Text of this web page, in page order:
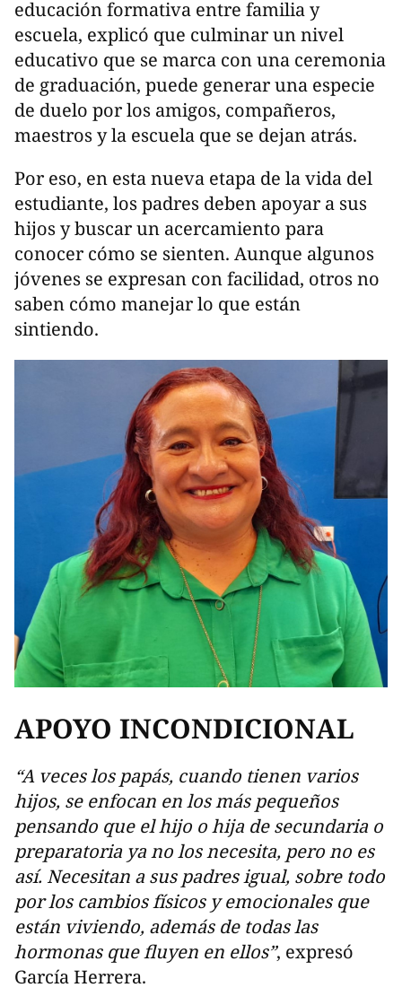
educación formativa entre familia y
escuela, explicó que culminar un nivel
educativo que se marca con una ceremonia
de graduación, puede generar una especie
de duelo por los amigos, compañeros,
maestros y la escuela que se dejan atrás.
Por eso, en esta nueva etapa de la vida del
estudiante, los padres deben apoyar a sus
hijos y buscar un acercamiento para
conocer cómo se sienten. Aunque algunos
jóvenes se expresan con facilidad, otros no
saben cómo manejar lo que están
sintiendo.
APOYO INCONDICIONAL
“A veces los papás, cuando tienen varios
hijos, se enfocan en los más pequeños
pensando que el hijo o hija de secundaria o
preparatoria ya no los necesita, pero no es
así. Necesitan a sus padres igual, sobre todo
por los cambios físicos y emocionales que
están viviendo, además de todas las
hormonas que fluyen en ellos”, expresó
García Herrera.